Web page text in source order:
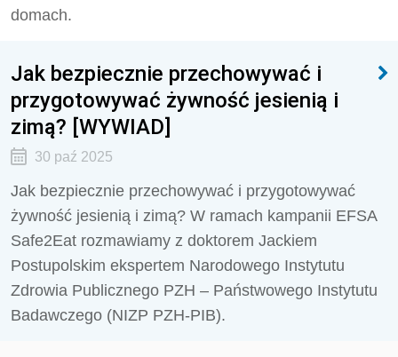
domach.
Jak bezpiecznie przechowywać i
przygotowywać żywność jesienią i
zimą? [WYWIAD]
30 paź 2025
Jak bezpiecznie przechowywać i przygotowywać
żywność jesienią i zimą? W ramach kampanii EFSA
Safe2Eat rozmawiamy z doktorem Jackiem
Postupolskim ekspertem Narodowego Instytutu
Zdrowia Publicznego PZH – Państwowego Instytutu
Badawczego (NIZP PZH-PIB).